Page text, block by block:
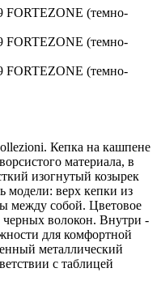
Кепка на кашпене
материала, в
изогнутый козырек
модели: верх кепки из
между собой. Цветовое
волокон. Внутри -
для комфортной
металлический
с таблицей